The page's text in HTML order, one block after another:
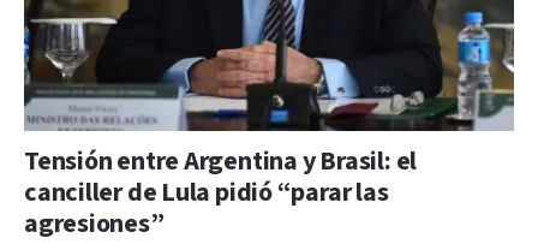
Tensión entre Argentina y Brasil: el
canciller de Lula pidió “parar las
agresiones”